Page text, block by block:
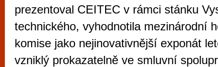
prezentoval CEITEC v rámci stánku
technického, vyhodnotila mezinárodní
komise jako nejinovativnější exponát
vzniklý prokazatelně ve smluvní
vyzkoušet různé kasinové hry. V
metropoli naleznete širokou nabídku her
po moderní automaty jak pro pravidelné
příležitostné hráče. V...